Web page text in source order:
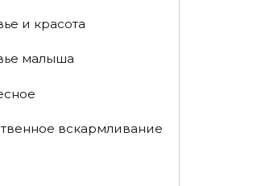
и красота
малыша
вскармливание